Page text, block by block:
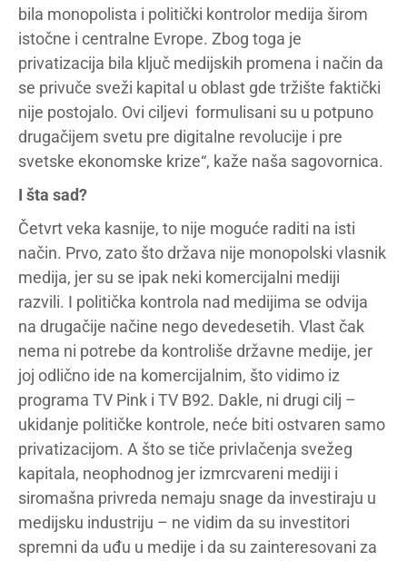
bila monopolista i politički kontrolor medija širom
istočne i centralne Evrope. Zbog toga je
privatizacija bila ključ medijskih promena i način da
se privuče sveži kapital u oblast gde tržište faktički
nije postojalo. Ovi ciljevi formulisani su u potpuno
drugačijem svetu pre digitalne revolucije i pre
svetske ekonomske krize“, kaže naša sagovornica.
I šta sad?
Četvrt veka kasnije, to nije moguće raditi na isti
način. Prvo, zato što država nije monopolski vlasnik
medija, jer su se ipak neki komercijalni mediji
razvili. I politička kontrola nad medijima se odvija
na drugačije načine nego devedesetih. Vlast čak
nema ni potrebe da kontroliše državne medije, jer
joj odlično ide na komercijalnim, što vidimo iz
programa TV Pink i TV B92. Dakle, ni drugi cilj –
ukidanje političke kontrole, neće biti ostvaren samo
privatizacijom. A što se tiče privlačenja svežeg
kapitala, neophodnog jer izmrcvareni mediji i
siromašna privreda nemaju snage da investiraju u
medijsku industriju – ne vidim da su investitori
spremni da uđu u medije i da su zainteresovani za